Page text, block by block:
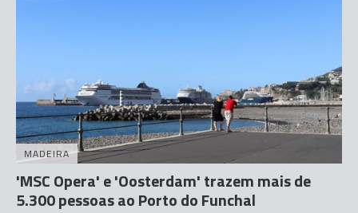
MADEIRA
'MSC Opera' e 'Oosterdam' trazem mais de
5.300 pessoas ao Porto do Funchal